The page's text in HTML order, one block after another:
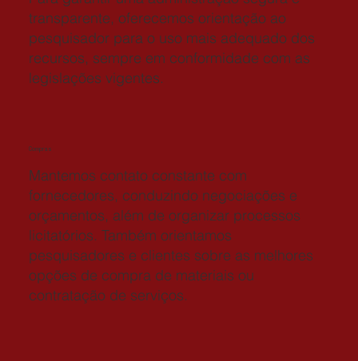
transparente, oferecemos orientação ao
pesquisador para o uso mais adequado dos
recursos, sempre em conformidade com as
legislações vigentes.
Compras
Mantemos contato constante com
fornecedores, conduzindo negociações e
orçamentos, além de organizar processos
licitatórios. Também orientamos
pesquisadores e clientes sobre as melhores
opções de compra de materiais ou
contratação de serviços.